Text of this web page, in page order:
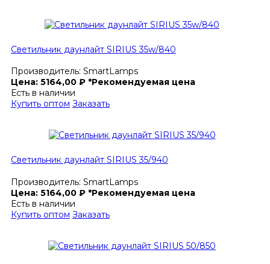
Светильник даунлайт SIRIUS 35w/840
Производитель: SmartLamps
Цена: 5164,00 ₽ *Рекомендуемая цена
Есть в наличии
Купить оптом Заказать
Светильник даунлайт SIRIUS 35/940
Производитель: SmartLamps
Цена: 5164,00 ₽ *Рекомендуемая цена
Есть в наличии
Купить оптом Заказать